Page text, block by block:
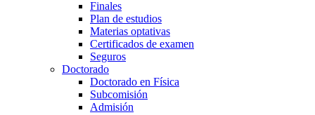
Finales
Plan de estudios
Materias optativas
Certificados de examen
Seguros
Doctorado
Doctorado en Física
Subcomisión
Admisión